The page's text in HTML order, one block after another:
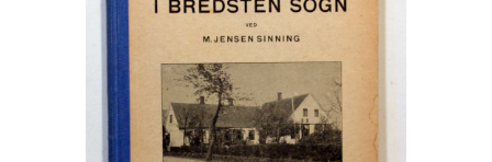
Europa
Fantasy / Sciencefiction
Filosofi